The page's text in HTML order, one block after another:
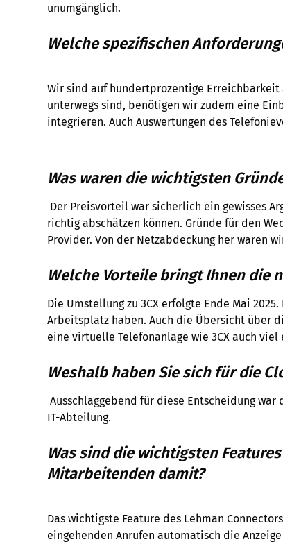
unumgänglich.
Welche spezifischen
Wir sind auf hundertprozentige
unterwegs sind, benötigen wir zudem eine
integrieren. Auch Auswertungen des
Was waren die wichtigsten
Der Preisvorteil war sicherlich ein gewisses
richtig abschätzen können. Gründe für den
Provider. Von der Netzabdeckung her waren
Welche Vorteile bringt Ihnen die
Die Umstellung zu 3CX erfolgte Ende Mai
Arbeitsplatz haben. Auch die Übersicht über
eine virtuelle Telefonanlage wie 3CX auch
Weshalb haben Sie sich für die
Ausschlaggebend für diese Entscheidung
IT-Abteilung.
Was sind die wichtigsten
Mitarbeitenden damit?
Das wichtigste Feature des Lehman
eingehenden Anrufen automatisch die